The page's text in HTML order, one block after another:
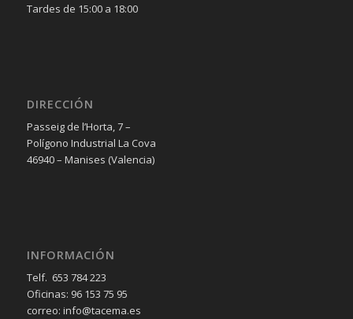
Tardes de 15:00 a 18:00
DIRECCIÓN
Passeig de l’Horta, 7 –
Polígono Industrial La Cova
46940 – Manises (Valencia)
INFORMACIÓN
Telf. 653 784 223
Oficinas: 96 153 75 95
correo: info@tacema.es